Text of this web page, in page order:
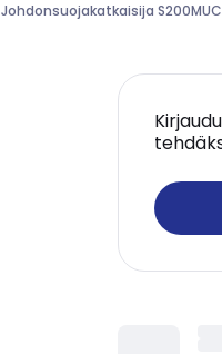
Johdonsuojakatkaisija